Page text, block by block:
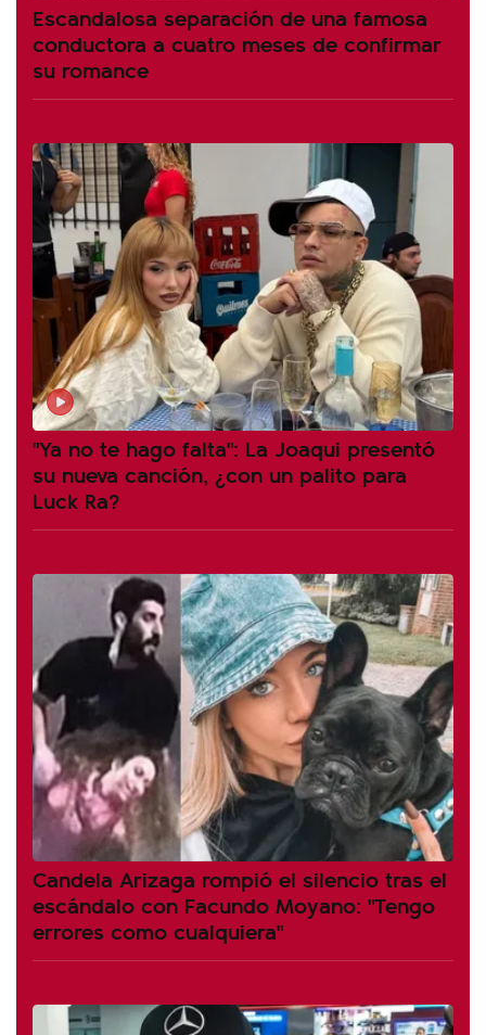
Escandalosa separación de una famosa
conductora a cuatro meses de confirmar
su romance
"Ya no te hago falta": La Joaqui presentó
su nueva canción, ¿con un palito para
Luck Ra?
Candela Arizaga rompió el silencio tras el
escándalo con Facundo Moyano: "Tengo
errores como cualquiera"